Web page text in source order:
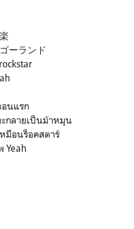
ーランド
อนแรก
กลายเป็นม้าหมุน
หมือนร็อคสตาร์
Yeah